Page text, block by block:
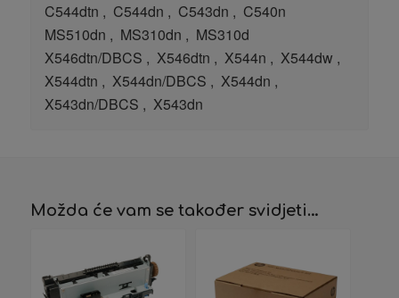
C544dtn , C544dn , C543dn , C540n
MS510dn , MS310dn , MS310d
X546dtn/DBCS , X546dtn , X544n , X544dw ,
X544dtn , X544dn/DBCS , X544dn ,
X543dn/DBCS , X543dn
Možda će vam se također svidjeti…